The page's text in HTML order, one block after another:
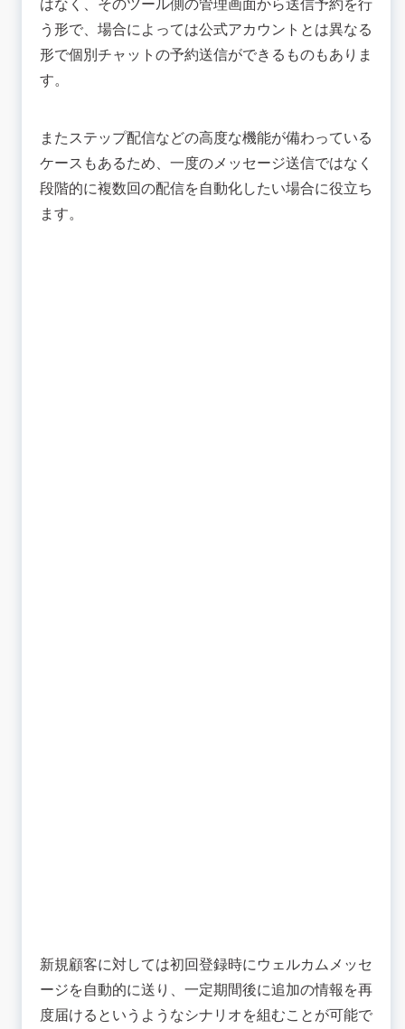
う形で、場合によっては公式アカウントとは異なる
形で個別チャットの予約送信ができるものもありま
す。
またステップ配信などの高度な機能が備わっている
ケースもあるため、一度のメッセージ送信ではなく
段階的に複数回の配信を自動化したい場合に役立ち
ます。
新規顧客に対しては初回登録時にウェルカムメッセ
ージを自動的に送り、一定期間後に追加の情報を再
度届けるというようなシナリオを組むことが可能で